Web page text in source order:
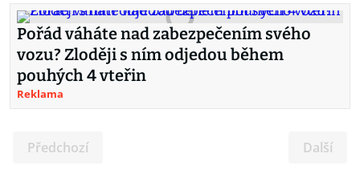
Pořád váháte nad zabezpečením svého
vozu? Zloději s ním odjedou během
pouhých 4 vteřin
Reklama
Předchozí Další